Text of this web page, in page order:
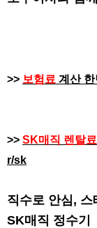
>> 보험료 계산 한
>> SK매직 렌탈료
r/sk
직수로 안심, 스
SK매직 정수기